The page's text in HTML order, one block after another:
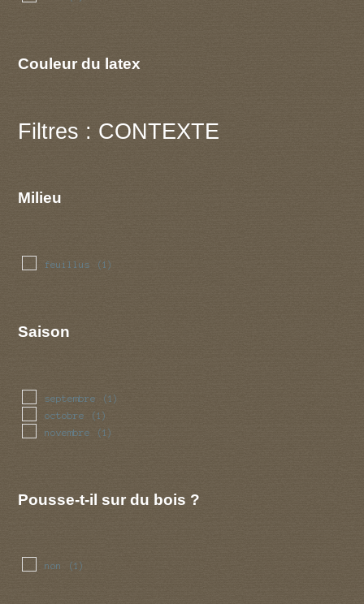
Couleur du latex
Filtres : CONTEXTE
Milieu
feuillus (1)
Saison
septembre (1)
octobre (1)
novembre (1)
Pousse-t-il sur du bois ?
non (1)